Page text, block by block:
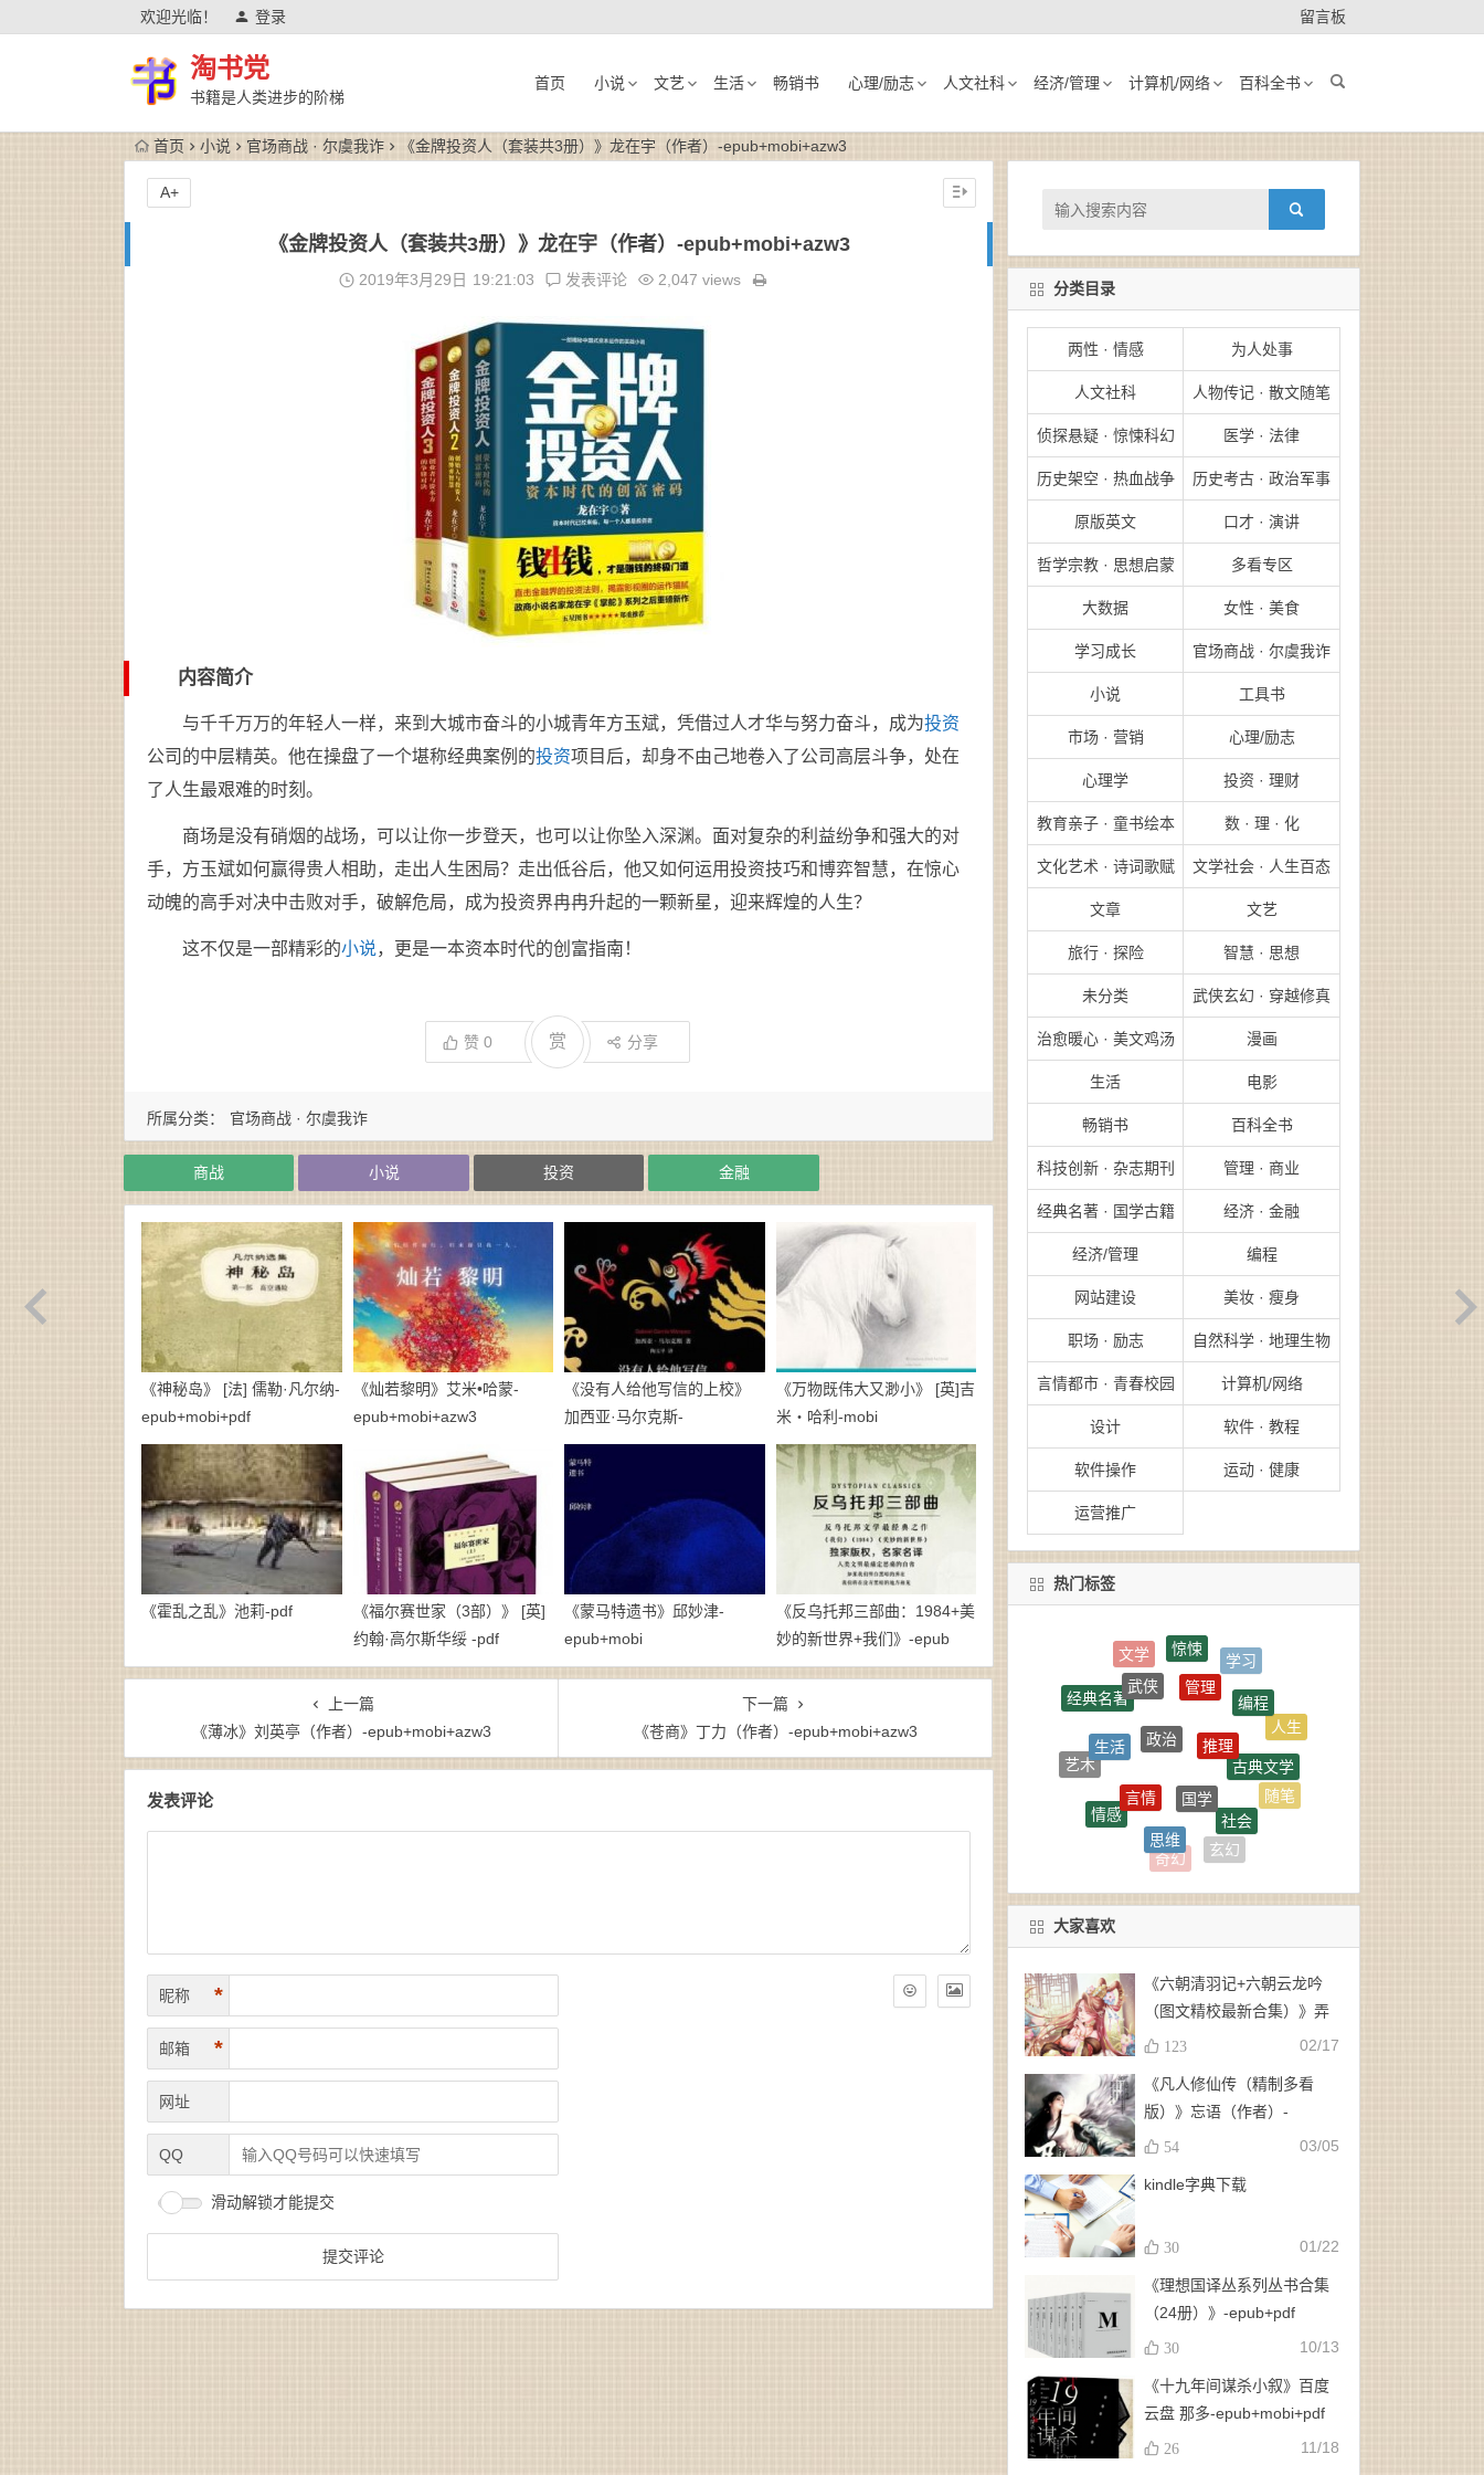
欢迎光临！ 登录 留言板
淘书党
书籍是人类进步的阶梯
首页 小说 文艺 生活 畅销书 心理/励志 人文社科 经济/管理 计算机/网络 百科全书
首页 小说 官场商战 · 尔虞我诈 《金牌投资人（套装共3册）》龙在宇（作者）-epub+mobi+azw3
《金牌投资人（套装共3册）》龙在宇（作者）-epub+mobi+azw3
2019年3月29日 19:21:03 发表评论 2,047 views
内容简介
与千千万万的年轻人一样，来到大城市奋斗的小城青年方玉斌，凭借过人才华与努力奋斗，成为投资
公司的中层精英。他在操盘了一个堪称经典案例的投资项目后，却身不由己地卷入了公司高层斗争，处在
了人生最艰难的时刻。
商场是没有硝烟的战场，可以让你一步登天，也可以让你坠入深渊。面对复杂的利益纷争和强大的对
手，方玉斌如何赢得贵人相助，走出人生困局？走出低谷后，他又如何运用投资技巧和博弈智慧，在惊心
动魄的高手对决中击败对手，破解危局，成为投资界冉冉升起的一颗新星，迎来辉煌的人生？
这不仅是一部精彩的小说，更是一本资本时代的创富指南！
赞 0 赏 分享
A+
所属分类： 官场商战 · 尔虞我诈
商战 小说 投资 金融
《神秘岛》 [法] 儒勒·凡尔纳-
epub+mobi+pdf
《灿若黎明》艾米•哈蒙-
epub+mobi+azw3
《没有人给他写信的上校》
加西亚·马尔克斯-
epub+mobi+azw3
《万物既伟大又渺小》 [英]吉
米・哈利-mobi
《霍乱之乱》池莉-pdf
《福尔赛世家（3部）》 [英]
约翰·高尔斯华绥 -pdf
《蒙马特遗书》邱妙津-
epub+mobi
《反乌托邦三部曲：1984+美
妙的新世界+我们》-epub
上一篇
《薄冰》刘英亭（作者）-epub+mobi+azw3
下一篇
《苍商》丁力（作者）-epub+mobi+azw3
发表评论
昵称 *
邮箱 *
网址
QQ
滑动解锁才能提交
分类目录
两性 · 情感 为人处事
人文社科 人物传记 · 散文随笔
侦探悬疑 · 惊悚科幻 医学 · 法律
历史架空 · 热血战争 历史考古 · 政治军事
原版英文 口才 · 演讲
哲学宗教 · 思想启蒙 多看专区
大数据 女性 · 美食
学习成长 官场商战 · 尔虞我诈
小说 工具书
市场 · 营销 心理/励志
心理学 投资 · 理财
教育亲子 · 童书绘本 数 · 理 · 化
文化艺术 · 诗词歌赋 文学社会 · 人生百态
文章 文艺
旅行 · 探险 智慧 · 思想
未分类 武侠玄幻 · 穿越修真
治愈暖心 · 美文鸡汤 漫画
生活 电影
畅销书 百科全书
科技创新 · 杂志期刊 管理 · 商业
经典名著 · 国学古籍 经济 · 金融
经济/管理 编程
网站建设 美妆 · 瘦身
职场 · 励志 自然科学 · 地理生物
言情都市 · 青春校园 计算机/网络
设计 软件 · 教程
软件操作 运动 · 健康
运营推广
热门标签
惊悚
经典名著
武侠
管理
编程
人生
艺术
生活
政治
古典文学
随笔
恐怖
军事
言情
国学
玄幻
奇幻
思维
大家喜欢
《六朝清羽记+六朝云龙吟
（图文精校最新合集）》弄
玉、龙璇（作者）-
123 02/17
《凡人修仙传（精制多看
版）》忘语（作者）-
epub+mobi
54 03/05
kindle字典下载
30 01/22
《理想国译丛系列丛书合集
（24册）》-epub+pdf
30 10/13
《十九年间谋杀小叙》百度
云盘 那多-epub+mobi+pdf
26 11/18